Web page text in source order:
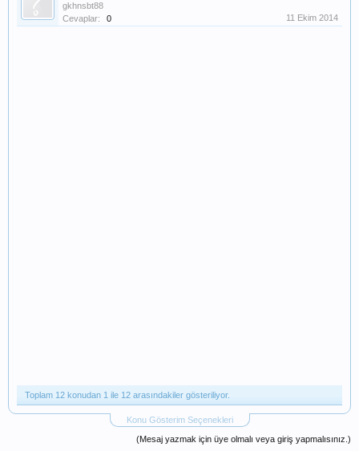
gkhnsbt88
Cevaplar:
0 11 Ekim 2014
Toplam 12 konudan 1 ile 12 arasındakiler gösteriliyor.
Konu Gösterim Seçenekleri
(Mesaj yazmak için üye olmalı veya giriş yapmalısınız.)